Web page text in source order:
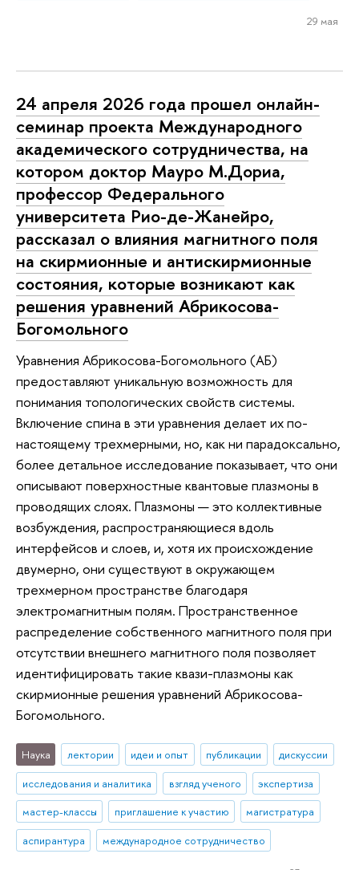
29 мая
24 апреля 2026 года прошел онлайн-
семинар проекта Международного
академического сотрудничества, на
котором доктор Мауро М.Дориа,
профессор Федерального
университета Рио-де-Жанейро,
рассказал о влияния магнитного поля
на скирмионные и антискирмионные
состояния, которые возникают как
решения уравнений Абрикосова-
Богомольного
Уравнения Абрикосова-Богомольного (АБ)
предоставляют уникальную возможность для
понимания топологических свойств системы.
Включение спина в эти уравнения делает их по-
настоящему трехмерными, но, как ни парадоксально,
более детальное исследование показывает, что они
описывают поверхностные квантовые плазмоны в
проводящих слоях. Плазмоны — это коллективные
возбуждения, распространяющиеся вдоль
интерфейсов и слоев, и, хотя их происхождение
двумерно, они существуют в окружающем
трехмерном пространстве благодаря
электромагнитным полям. Пространственное
распределение собственного магнитного поля при
отсутствии внешнего магнитного поля позволяет
идентифицировать такие квази-плазмоны как
скирмионные решения уравнений Абрикосова-
Богомольного.
Наука лектории идеи и опыт публикации
дискуссии
исследования и аналитика
взгляд ученого
экспертиза
мастер-классы
приглашение к участию
магистратура
аспирантура
международное сотрудничество